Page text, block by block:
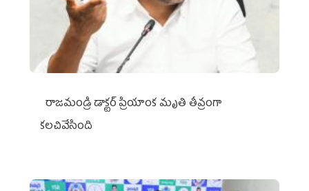
రాజమండ్రి డాక్టర్‌ ప్రియాంక మృతి తీవ్రంగా
కలచివేసింది